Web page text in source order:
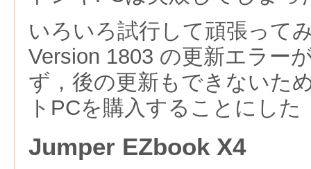
いろいろ試行して頑張って
Version 1803 の更新エラー
ず，後の更新もできないた
トPCを購入することにした
Jumper EZbook X4